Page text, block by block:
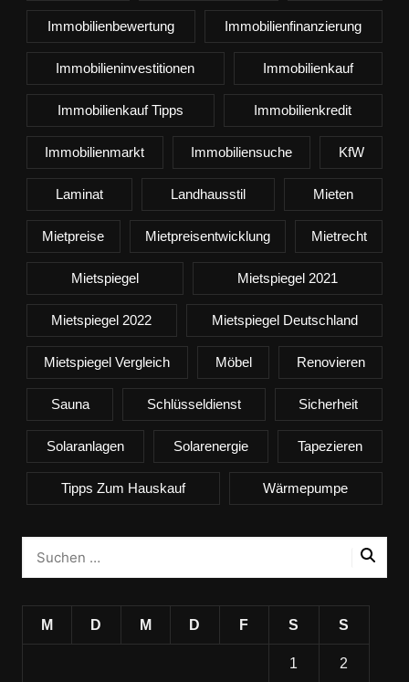
Immobilienbewertung Immobilienfinanzierung
Immobilieninvestitionen Immobilienkauf
Immobilienkauf Tipps Immobilienkredit
Immobilienmarkt Immobiliensuche KfW
Laminat Landhausstil Mieten
Mietpreise Mietpreisentwicklung Mietrecht
Mietspiegel Mietspiegel 2021
Mietspiegel 2022 Mietspiegel Deutschland
Mietspiegel Vergleich Möbel Renovieren
Sauna Schlüsseldienst Sicherheit
Solaranlagen Solarenergie Tapezieren
Tipps Zum Hauskauf Wärmepumpe
M D M D F S S
1 2